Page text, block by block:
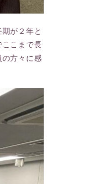
が２年と
こまで長
方々に感